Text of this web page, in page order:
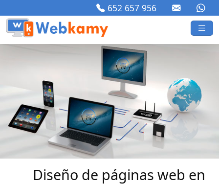
652 657 956
Diseño de páginas web en